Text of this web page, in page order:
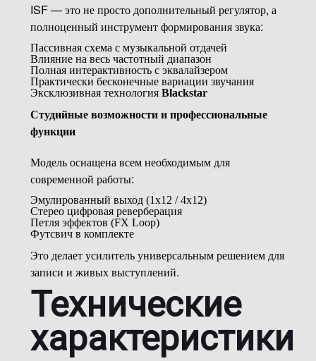
ISF — это не просто дополнительный регулятор, а
полноценный инструмент формирования звука:
Пассивная схема с музыкальной отдачей
Влияние на весь частотный диапазон
Полная интерактивность с эквалайзером
Практически бесконечные вариации звучания
Эксклюзивная технология Blackstar
Студийные возможности и профессиональные
функции
Модель оснащена всем необходимым для
современной работы:
Эмулированный выход (1x12 / 4x12)
Стерео цифровая реверберация
Петля эффектов (FX Loop)
Футсвич в комплекте
Это делает усилитель универсальным решением для
записи и живых выступлений.
Технические
характеристики